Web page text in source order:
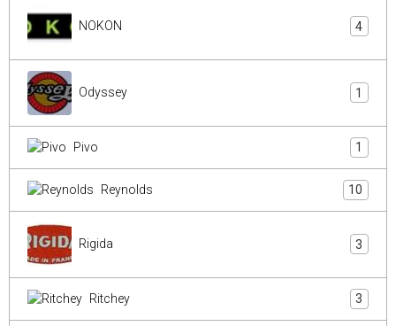
NOKON 4
Odyssey 1
Pivo 1
Reynolds 10
Rigida 3
Ritchey 3